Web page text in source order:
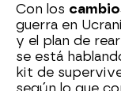
Con los
guerra en
y el plan de
se está
kit de
según lo que